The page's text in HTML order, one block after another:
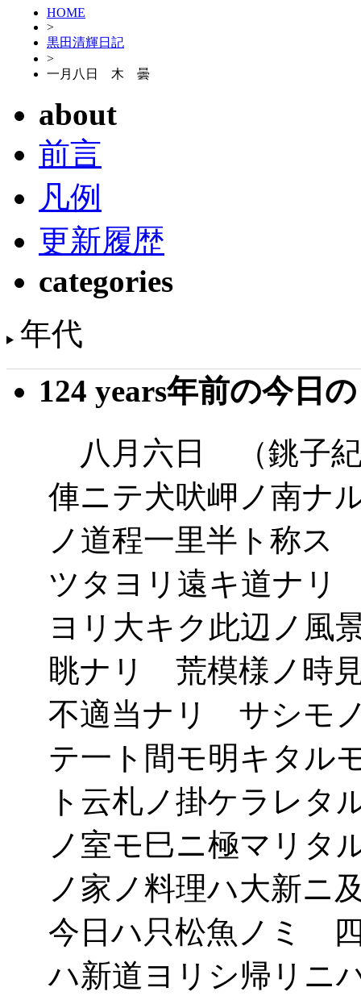
HOME
>
黒田清輝日記
>
一月八日 木 曇
about
前言
凡例
更新履歴
categories
年代
124 years年前の今日
八月六日 （銚子
俥ニテ犬吠岬ノ南
ノ道程一里半ト称
ツタヨリ遠キ道ナリ
ヨリ大キク此辺ノ風
眺ナリ 荒模様ノ時
不適当ナリ サシモ
テ一ト間モ明キタル
ト云札ノ掛ケラレ
ノ室モ巳ニ極マリ
ノ家ノ料理ハ大新
今日ハ只松魚ノミ
ハ新道ヨリシ帰リニ